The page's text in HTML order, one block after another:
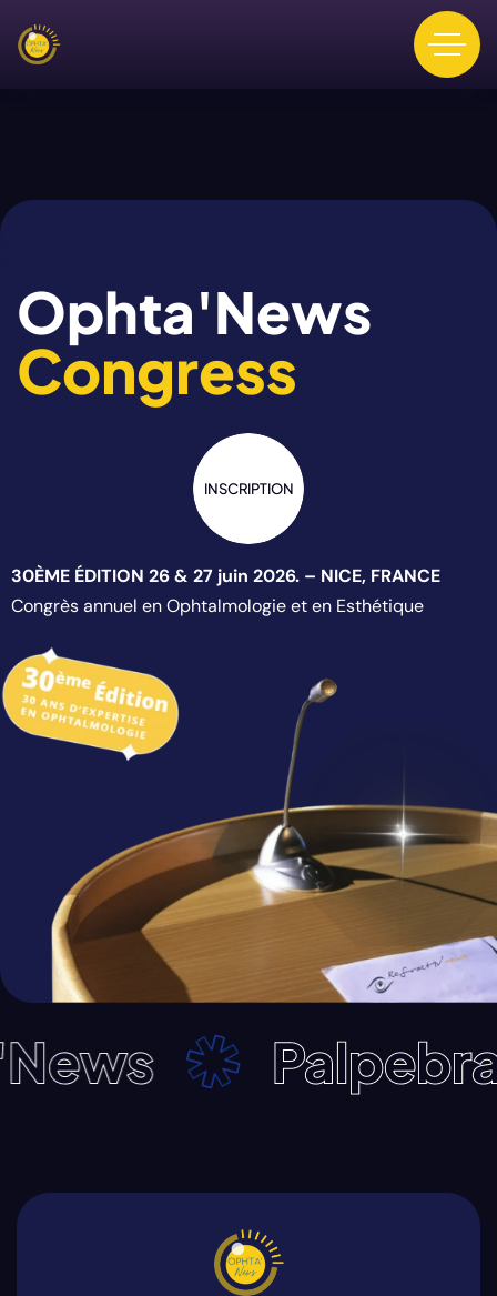
Ophta'News
Congress
INSCRIPTION
30ÈME ÉDITION 26 & 27 juin 2026. – NICE, FRANCE
Congrès annuel en Ophtalmologie et en Esthétique